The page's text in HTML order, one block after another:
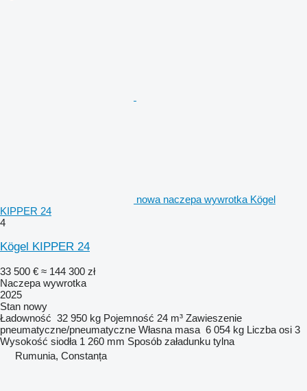
nowa naczepa wywrotka Kögel
KIPPER 24
4
Kögel KIPPER 24
33 500 € ≈ 144 300 zł
Naczepa wywrotka
2025
Stan nowy
Ładowność 32 950 kg Pojemność 24 m³ Zawieszenie
pneumatyczne/pneumatyczne Własna masa 6 054 kg Liczba osi 3
Wysokość siodła 1 260 mm Sposób załadunku tylna
Rumunia, Constanța